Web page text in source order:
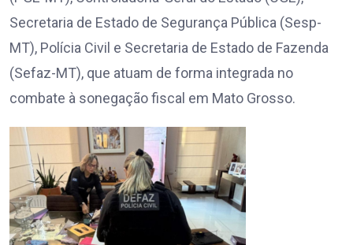
Secretaria de Estado de Segurança Pública (Sesp-
MT), Polícia Civil e Secretaria de Estado de Fazenda
(Sefaz-MT), que atuam de forma integrada no
combate à sonegação fiscal em Mato Grosso.